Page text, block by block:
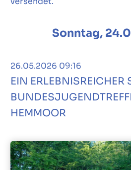
Sonntag,
26.05.2026 09:16
EIN ERLEBNISREICHER
HEMMOOR